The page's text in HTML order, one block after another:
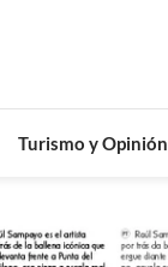
Turismo y Opinión